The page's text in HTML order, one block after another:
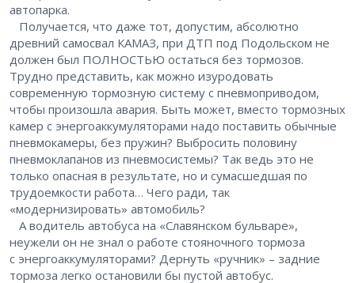
автопарка.
Получается, что даже тот, допустим, абсолютно
древний самосвал КАМАЗ, при ДТП под Подольском не
должен был ПОЛНОСТЬЮ остаться без тормозов.
Трудно представить, как можно изуродовать
современную тормозную систему с пневмоприводом,
чтобы произошла авария. Быть может, вместо тормозных
камер с энергоаккумуляторами надо поставить обычные
пневмокамеры, без пружин? Выбросить половину
пневмоклапанов из пневмосистемы? Так ведь это не
только опасная в результате, но и сумасшедшая по
трудоемкости работа… Чего ради, так
«модернизировать» автомобиль?
А водитель автобуса на «Славянском бульваре»,
неужели он не знал о работе стояночного тормоза
с энергоаккумуляторами? Дернуть «ручник» – задние
тормоза легко остановили бы пустой автобус.